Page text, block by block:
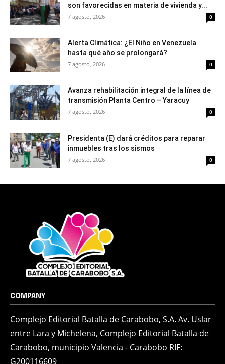
son favorecidas en materia de vivienda y...
7 agosto, 2026 0
Alerta Climática: ¿El Niño en Venezuela
hasta qué año se prolongará?
7 agosto, 2026 0
Avanza rehabilitación integral de la línea de
transmisión Planta Centro – Yaracuy
7 agosto, 2026 0
Presidenta (E) dará créditos para reparar
inmuebles tras los sismos
7 agosto, 2026 0
COMPANY
Complejo Editorial Batalla de Carabobo, S.A. Av. Uslar
entre Lara y Michelena, Complejo Editorial Batalla de
Carabobo, municipio Valencia - Carabobo RIF:
G200116609